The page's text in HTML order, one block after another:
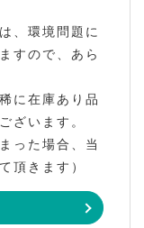
、環境問題に
すので、あら
に在庫あり品
ざいます。
った場合、当
頂きます）